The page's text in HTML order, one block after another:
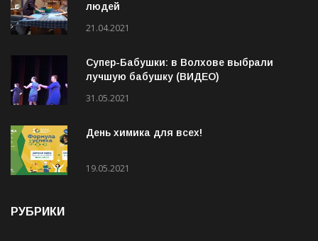
Социальная деревня для особенных
21.04.2021
Супер-Бабушки: в Волхове выбрали
31.05.2021
День химика для всех!